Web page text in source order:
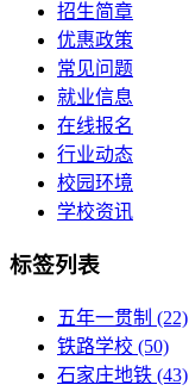
招生简章
优惠政策
常见问题
就业信息
在线报名
行业动态
校园环境
学校资讯
标签列表
五年一贯制 (22)
铁路学校 (50)
石家庄地铁 (43)